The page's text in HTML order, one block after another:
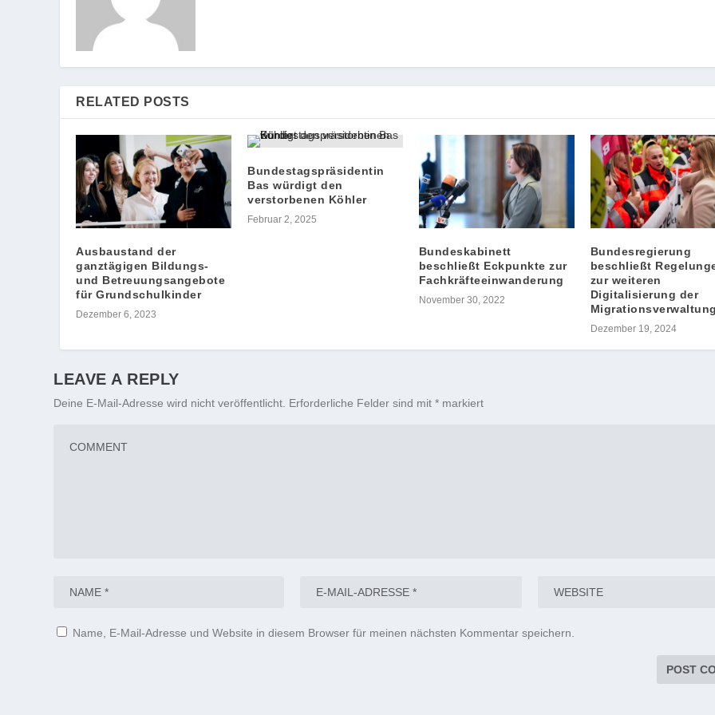
RELATED POSTS
Ausbaustand der
ganztägigen Bildungs-
und Betreuungsangebote
für Grundschulkinder
Dezember 6, 2023
Bundestagspräsidentin
Bas würdigt den
verstorbenen Köhler
Februar 2, 2025
Bundeskabinett
beschließt Eckpunkte zur
Fachkräfteeinwanderung
November 30, 2022
Bundesregierung
beschließt
zur weiteren
Digitalisierung der
Dezember 19, 2024
LEAVE A REPLY
Deine E-Mail-Adresse wird nicht veröffentlicht. Erforderliche Felder sind mit* markiert
Name, E-Mail-Adresse und Website in diesem Browser für meinen nächsten Kommentar speichern.